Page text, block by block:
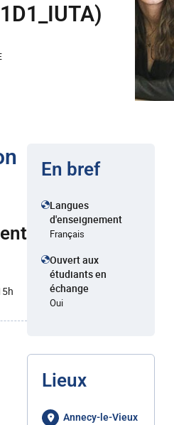
En bref
Langues
d'enseignement
Français
Ouvert aux
étudiants en
échange
Oui
Lieux
Annecy-le-Vieux